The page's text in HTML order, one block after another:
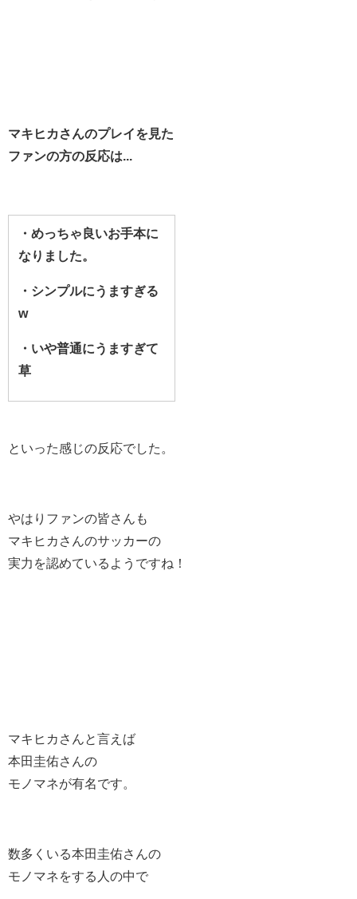
マキヒカさんのプレイを見た
ファンの方の反応は...
・めっちゃ良いお手本に
なりました。
・シンプルにうますぎる
w
・いや普通にうますぎて
草
といった感じの反応でした。
やはりファンの皆さんも
マキヒカさんのサッカーの
実力を認めているようですね！
マキヒカさんと言えば
本田圭佑さんの
モノマネが有名です。
数多くいる本田圭佑さんの
モノマネをする人の中で